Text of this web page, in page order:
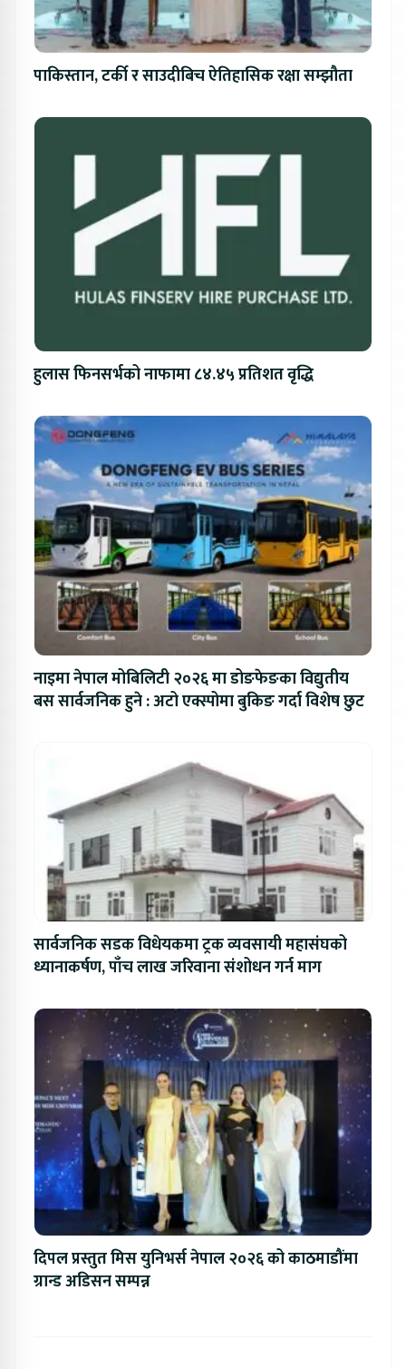
पाकिस्तान, टर्की र साउदीबिच ऐतिहासिक रक्षा सम्झौता
हुलास फिनसर्भको नाफामा ८४.४५ प्रतिशत वृद्धि
नाइमा नेपाल मोबिलिटी २०२६ मा डोङफेङका विद्युतीय
बस सार्वजनिक हुने : अटो एक्स्पोमा बुकिङ गर्दा विशेष छुट
सार्वजनिक सडक विधेयकमा ट्रक व्यवसायी महासंघको
ध्यानाकर्षण, पाँच लाख जरिवाना संशोधन गर्न माग
दिपल प्रस्तुत मिस युनिभर्स नेपाल २०२६ को काठमाडौंमा
ग्रान्ड अडिसन सम्पन्न